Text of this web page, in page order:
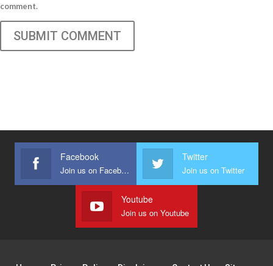
comment.
SUBMIT COMMENT
Facebook
Join us on Facebook
Twitter
Join us on Twitter
Youtube
Join us on Youtube